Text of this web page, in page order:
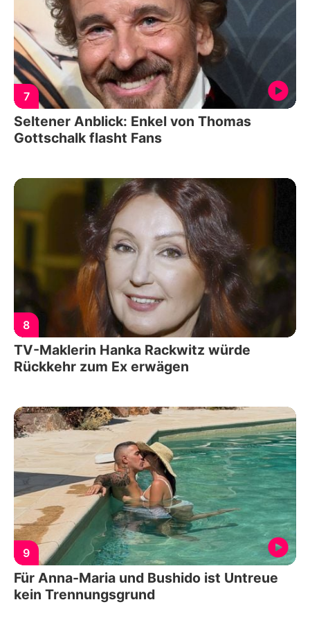
7
Seltener Anblick: Enkel von Thomas
Gottschalk flasht Fans
8
TV-Maklerin Hanka Rackwitz würde
Rückkehr zum Ex erwägen
9
Für Anna-Maria und Bushido ist Untreue
kein Trennungsgrund